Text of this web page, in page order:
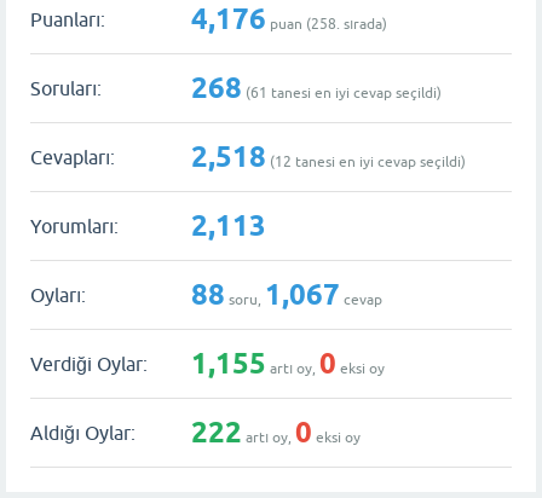
Puanları: 4,176 puan (258. sırada)
Soruları: 268 (61 tanesi en iyi cevap seçildi)
Cevapları: 2,518 (12 tanesi en iyi cevap seçildi)
Yorumları: 2,113
Oyları: 88 soru, 1,067 cevap
Verdiği Oylar: 1,155 artı oy, 0 eksi oy
Aldığı Oylar: 222 artı oy, 0 eksi oy